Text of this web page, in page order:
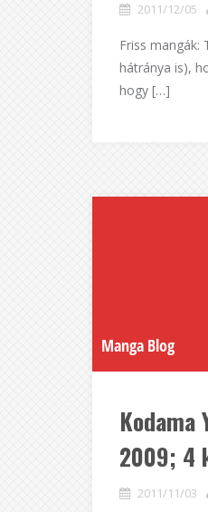
2011/12/05
Friss mangák:
hátránya is),
hogy […]
Manga Blog
2009; 4
2011/11/03